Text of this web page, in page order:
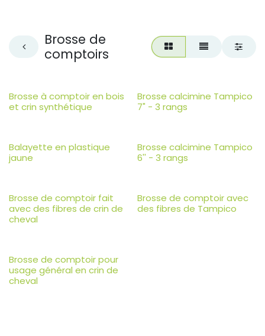
Brosse de
comptoirs
Brosse à comptoir en bois
et crin synthétique
Brosse calcimine Tampico
7" - 3 rangs
Balayette en plastique
jaune
Brosse calcimine Tampico
6'' - 3 rangs
Brosse de comptoir fait
avec des fibres de crin de
cheval
Brosse de comptoir avec
des fibres de Tampico
Brosse de comptoir pour
usage général en crin de
cheval